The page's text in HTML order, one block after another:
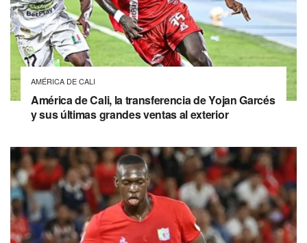
AMÉRICA DE CALI
América de Cali, la transferencia de Yojan Garcés
y sus últimas grandes ventas al exterior